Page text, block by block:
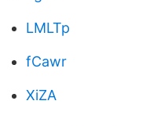
LMLTp
fCawr
XiZA